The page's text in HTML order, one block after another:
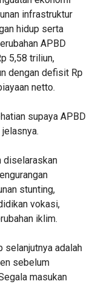
infrastruktur
hidup serta
APBD
5,58 triliun,
dengan defisit Rp
netto.
supaya APBD
diselaraskan
stunting,
vokasi,
iklim.
selanjutnya adalah
sebelum
masukan